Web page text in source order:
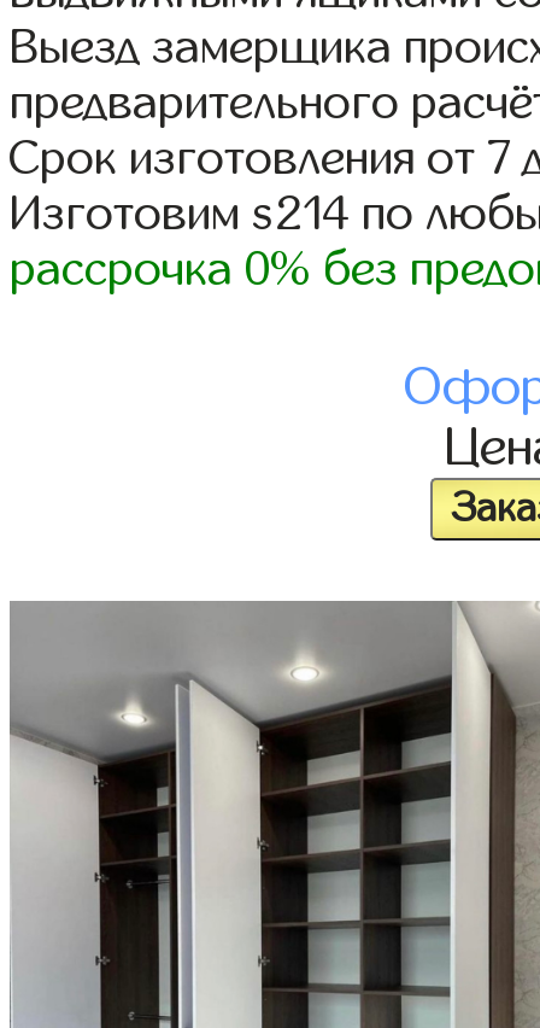
Выезд замерщика
предварительного
Срок изготовления от 7
Изготовим s214 по
рассрочка 0% без